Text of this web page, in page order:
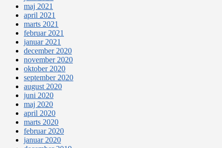
maj 2021
april 2021
marts 2021
februar 2021
januar 2021
december 2020
november 2020
oktober 2020
september 2020
august 2020
juni 2020
maj 2020
april 2020
marts 2020
februar 2020
januar 2020